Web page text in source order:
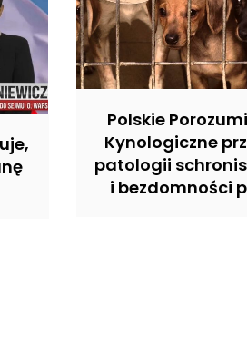
Polskie
Kynologiczne
patologii
i bezdomności